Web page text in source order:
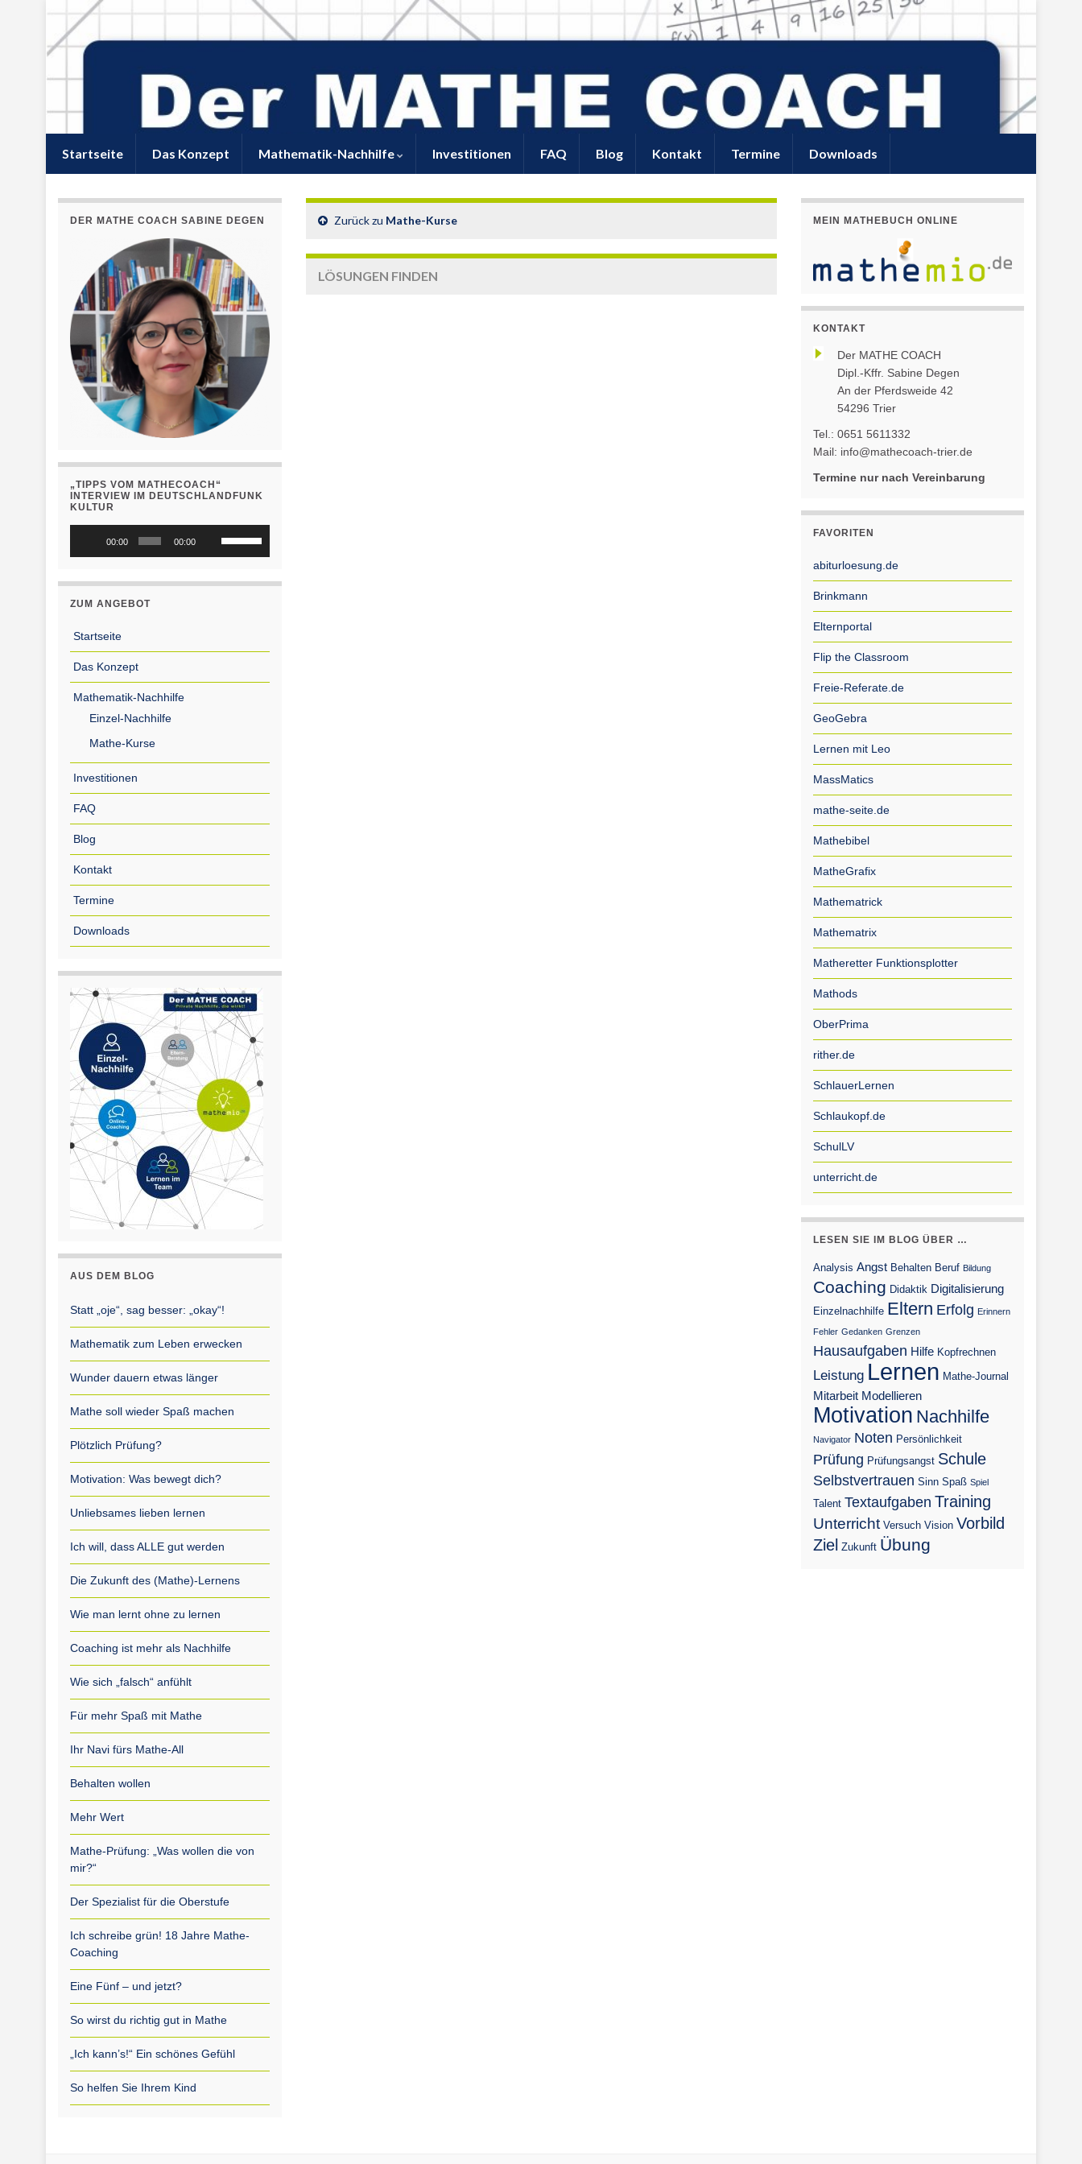
Startseite Das Konzept Mathematik-Nachhilfe Investitionen FAQ Blog Kontakt Termine Downloads
Zurück zu Mathe-Kurse
LÖSUNGEN FINDEN
DER MATHE COACH SABINE DEGEN
„TIPPS VOM MATHECOACH“
INTERVIEW IM DEUTSCHLANDFUNK
KULTUR
00:00 00:00
zu
ZUM ANGEBOT
Startseite
Das Konzept
Mathematik-Nachhilfe
Einzel-Nachhilfe
Mathe-Kurse
Investitionen
FAQ
Blog
Kontakt
Termine
Downloads
AUS DEM BLOG
Statt „oje“, sag besser: „okay“!
Mathematik zum Leben erwecken
Wunder dauern etwas länger
Mathe soll wieder Spaß machen
Plötzlich Prüfung?
Motivation: Was bewegt dich?
Unliebsames lieben lernen
Ich will, dass ALLE gut werden
Die Zukunft des (Mathe)-Lernens
Wie man lernt ohne zu lernen
Coaching ist mehr als Nachhilfe
Wie sich „falsch“ anfühlt
Für mehr Spaß mit Mathe
Ihr Navi fürs Mathe-All
Behalten wollen
Mehr Wert
Mathe-Prüfung: „Was wollen die von
mir?“
Der Spezialist für die Oberstufe
Ich schreibe grün! 18 Jahre Mathe-
Coaching
Eine Fünf – und jetzt?
So wirst du richtig gut in Mathe
„Ich kann’s!“ Ein schönes Gefühl
So helfen Sie Ihrem Kind
MEIN MATHEBUCH ONLINE
KONTAKT
Der MATHE COACH
Dipl.-Kffr. Sabine Degen
An der Pferdsweide 42
54296 Trier
Tel.: 0651 5611332
Mail: info@mathecoach-trier.de
Termine nur nach Vereinbarung
FAVORITEN
abiturloesung.de
Brinkmann
Elternportal
Flip the Classroom
Freie-Referate.de
GeoGebra
Lernen mit Leo
MassMatics
mathe-seite.de
Mathebibel
MatheGrafix
Mathematrick
Mathematrix
Matheretter Funktionsplotter
Mathods
OberPrima
rither.de
SchlauerLernen
Schlaukopf.de
SchulLV
unterricht.de
LESEN SIE IM BLOG ÜBER …
Analysis Angst Behalten Beruf Bildung
Coaching Didaktik Digitalisierung
Einzelnachhilfe Eltern Erfolg Erinnern
Fehler Gedanken Grenzen
Hausaufgaben Hilfe Kopfrechnen
Leistung Lernen Mathe-Journal
Mitarbeit Modellieren
Motivation Nachhilfe
Navigator Noten Persönlichkeit
Prüfung Prüfungsangst Schule
Selbstvertrauen Sinn Spaß Spiel
Talent Textaufgaben Training
Unterricht Versuch Vision Vorbild
Ziel Zukunft Übung